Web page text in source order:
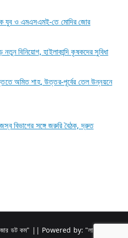
যুব ও এমএসএমই-তে মোদির জোর
বিনিয়োগ, হাইলাকান্দি কৃষকদের সুবিধা
অমিত শাহ, উত্তর-পূর্বের তেল উন্নয়নে
বিভাগের সঙ্গে জরুরি বৈঠক, দ্রুত
ডট কম" || Powered by: "লালা বাজারের